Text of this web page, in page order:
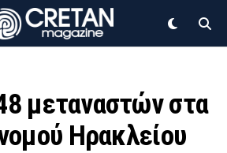
μεταναστών στα
Ηρακλείου